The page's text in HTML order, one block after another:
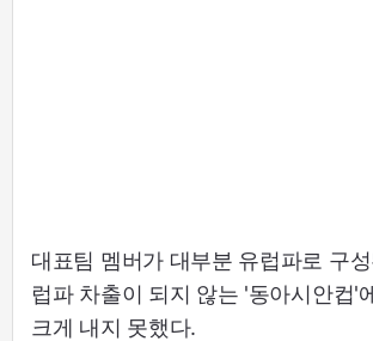
대표팀 멤버가 대부분 유럽파로 구
럽파 차출이 되지 않는 '동아시안컵'
크게 내지 못했다.